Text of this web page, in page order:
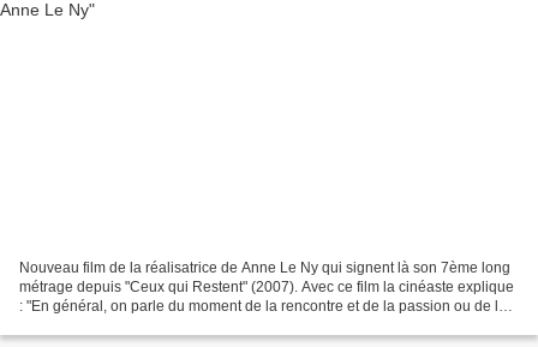
Nouveau film de la réalisatrice de Anne Le Ny qui signent là son 7ème long
métrage depuis "Ceux qui Restent" (2007). Avec ce film la cinéaste explique
: "En général, on parle du moment de la rencontre et de la passion ou de la